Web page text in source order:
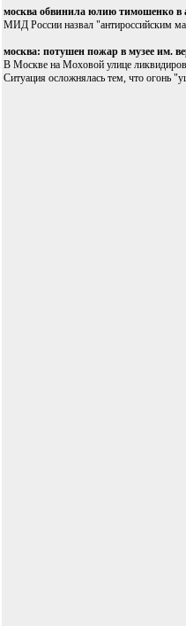
москва обвинила юлию тимошенко в
МИД России назвал "антироссийским
москва: потушен пожар в музее им.
В Москве на Моховой улице
Ситуация осложнялась тем, что огонь